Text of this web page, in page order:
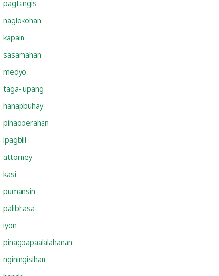
pagtangis
naglokohan
kapain
sasamahan
medyo
taga-lupang
hanapbuhay
pinaoperahan
ipagbili
attorney
kasi
pumansin
palibhasa
iyon
pinagpapaalalahanan
nginingisihan